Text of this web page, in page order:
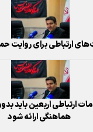
ارتباطی برای روایت
ارتباطی اربعین باید
هماهنگی ارائه شود